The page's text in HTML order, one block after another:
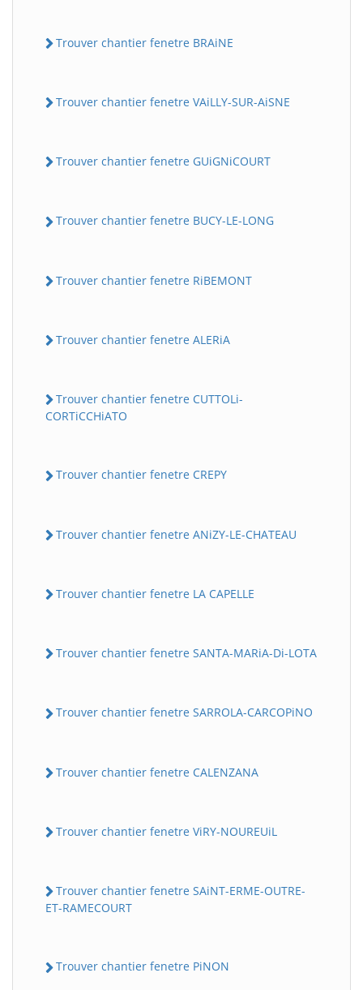
Trouver chantier fenetre BRAiNE
Trouver chantier fenetre VAiLLY-SUR-AiSNE
Trouver chantier fenetre GUiGNiCOURT
Trouver chantier fenetre BUCY-LE-LONG
Trouver chantier fenetre RiBEMONT
Trouver chantier fenetre ALERiA
Trouver chantier fenetre CUTTOLi-
CORTiCCHiATO
Trouver chantier fenetre CREPY
Trouver chantier fenetre ANiZY-LE-CHATEAU
Trouver chantier fenetre LA CAPELLE
Trouver chantier fenetre SANTA-MARiA-Di-LOTA
Trouver chantier fenetre SARROLA-CARCOPiNO
Trouver chantier fenetre CALENZANA
Trouver chantier fenetre ViRY-NOUREUiL
Trouver chantier fenetre SAiNT-ERME-OUTRE-
ET-RAMECOURT
Trouver chantier fenetre PiNON